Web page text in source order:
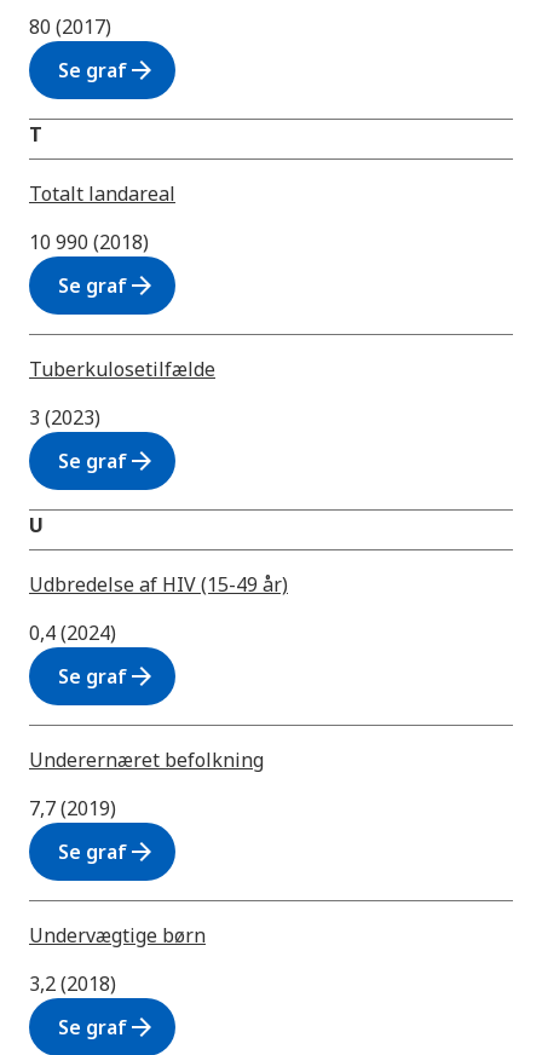
80 (2017)
Se grafarrow_forward
T
Totalt landareal
10 990 (2018)
Se grafarrow_forward
Tuberkulosetilfælde
3 (2023)
Se grafarrow_forward
U
Udbredelse af HIV (15-49 år)
0,4 (2024)
Se grafarrow_forward
Underernæret befolkning
7,7 (2019)
Se grafarrow_forward
Undervægtige børn
3,2 (2018)
Se grafarrow_forward